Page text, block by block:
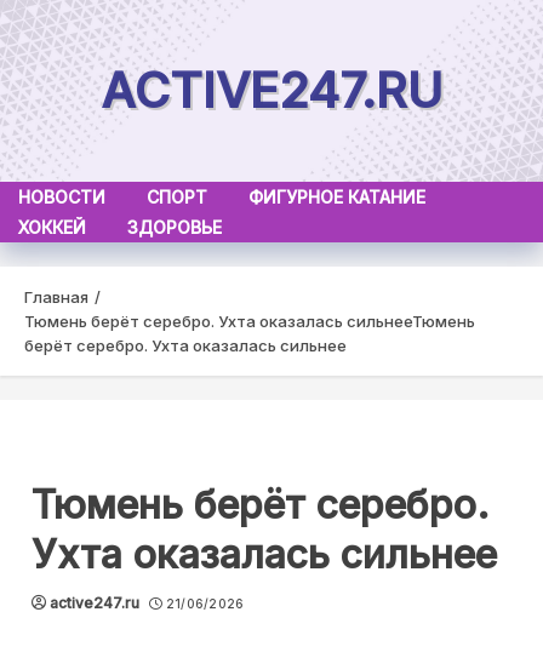
Skip
to
content
ACTIVE247.RU
НОВОСТИ СПОРТ
ФИГУРНОЕ КАТАНИЕ
ХОККЕЙ
ЗДОРОВЬЕ
Главная
Тюмень берёт серебро. Ухта оказалась сильнееТюмень
берёт серебро. Ухта оказалась сильнее
Тюмень берёт серебро.
Ухта оказалась сильнее
active247.ru 21/06/2026